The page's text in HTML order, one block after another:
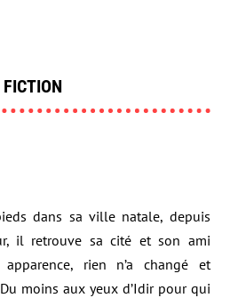
dans sa ville natale, depuis
il retrouve sa cité et son ami
apparence, rien n’a changé et
moins aux yeux d’Idir pour qui